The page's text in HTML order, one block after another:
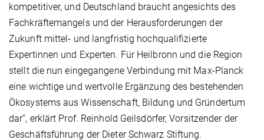
kompetitiver, und Deutschland braucht angesichts des
Fachkräftemangels und der Herausforderungen der
Zukunft mittel- und langfristig hochqualifizierte
Expertinnen und Experten. Für Heilbronn und die Region
stellt die nun eingegangene Verbindung mit Max-Planck
eine wichtige und wertvolle Ergänzung des bestehenden
Ökosystems aus Wissenschaft, Bildung und Gründertum
dar“, erklärt Prof. Reinhold Geilsdörfer, Vorsitzender der
Geschäftsführung der Dieter Schwarz Stiftung.